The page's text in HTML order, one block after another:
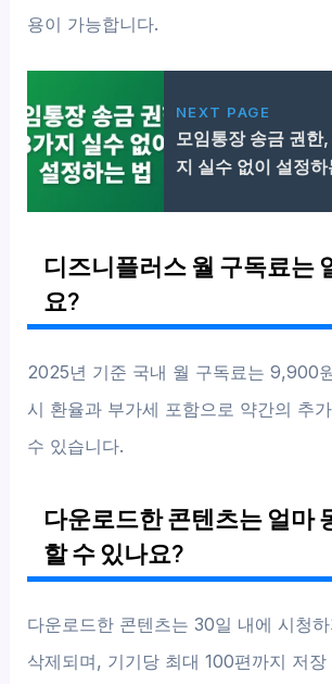
용이 가능합니다.
NEXT PAGE
모임통장 송금 권한
지 실수 없이 설정하
디즈니플러스 월 구독료는
요?
2025년 기준 국내 월 구독료는 9,900
시 환율과 부가세 포함으로 약간의 추
수 있습니다.
다운로드한 콘텐츠는 얼마
할 수 있나요?
다운로드한 콘텐츠는 30일 내에 시청
삭제되며, 기기당 최대 100편까지 저장